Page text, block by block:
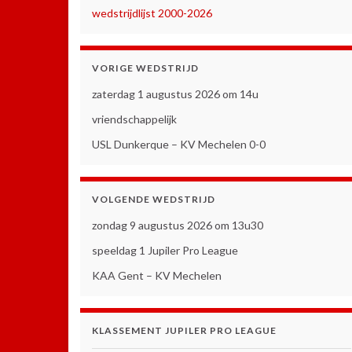
wedstrijdlijst 2000-2026
VORIGE WEDSTRIJD
zaterdag 1 augustus 2026 om 14u
vriendschappelijk
USL Dunkerque – KV Mechelen 0-0
VOLGENDE WEDSTRIJD
zondag 9 augustus 2026 om 13u30
speeldag 1 Jupiler Pro League
KAA Gent – KV Mechelen
KLASSEMENT JUPILER PRO LEAGUE